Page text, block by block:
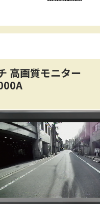
高画質モニター